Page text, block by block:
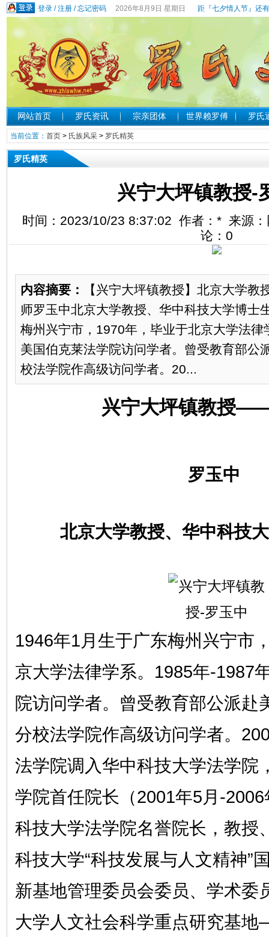
登录/注册/忘记密码 2026年8月9日 星期日 距『七夕情人节』还
网站首页 罗氏资讯 宗亲团体 世界赖罗傅 罗氏
当前位置： 首页> 氏族风采> 罗氏精英
罗氏精英
兴宁大坪镇教授-
时间：2023/10/23 8:37:02 作者：* 来源
论： 0
内容摘要：
【兴宁大坪镇教授】北京大学教
师罗玉中北京大学教授、华中科技大学博士
梅州兴宁市，1970年，毕业于北京大学法
美国伯克莱法学院访问学者。曾受教育部公
校法学院作高级访问学者。20...
兴宁大坪镇教授
罗玉中
北京大学教授、华中科技
1946年1月生于广东梅州兴宁市
京大学法律学系。1985年-1987
院访问学者。曾受教育部公派赴
分校法学院作高级访问学者。
法学院调入华中科技大学法学院
学院首任院长（2001年5月-
科技大学法学院名誉院长，教授
科技大学“科技发展与人文精神”
新基地管理委员会委员、学术委
大学人文社会科学重点研究基